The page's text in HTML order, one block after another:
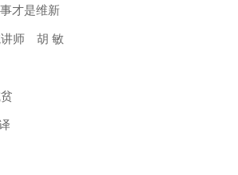
才是维新
师 胡 敏